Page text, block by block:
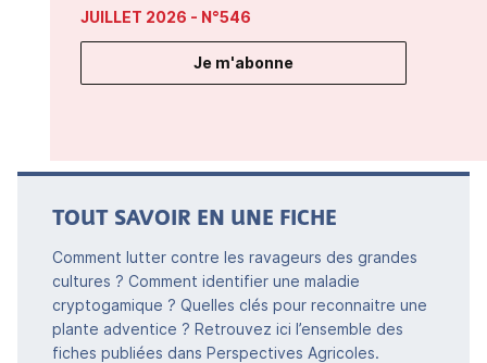
JUILLET 2026 - N°546
Je m'abonne
TOUT SAVOIR EN UNE FICHE
Comment lutter contre les ravageurs des grandes
cultures ? Comment identifier une maladie
cryptogamique ? Quelles clés pour reconnaitre une
plante adventice ? Retrouvez ici l’ensemble des
fiches publiées dans Perspectives Agricoles.